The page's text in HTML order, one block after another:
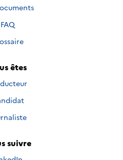
FAQ
êtes
suivre